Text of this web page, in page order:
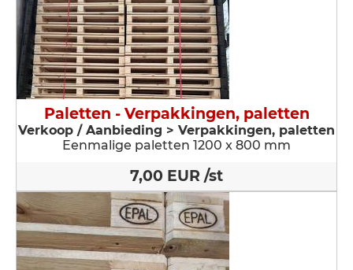
Paletten - Verpakkingen, paletten
Verkoop / Aanbieding > Verpakkingen, paletten
Eenmalige paletten 1200 x 800 mm
7,00 EUR /st